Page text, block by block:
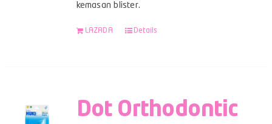
kemasan blister.
LAZADA Details
Dot Orthodontic